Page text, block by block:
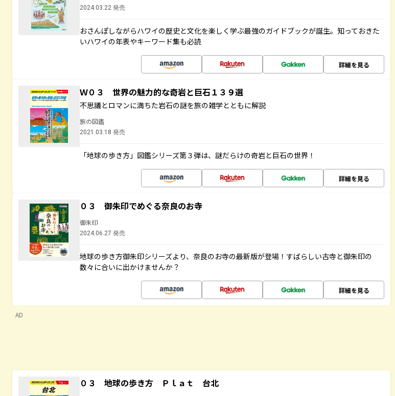
2024.03.22 発売
おさんぽしながらハワイの歴史と文化を楽しく学ぶ最強のガイドブックが誕生。知っておきた
いハワイの年表やキーワード集も必読
詳細を見る
Ｗ０３ 世界の魅力的な奇岩と巨石１３９選
不思議とロマンに満ちた岩石の謎を旅の雑学とともに解説
旅の図鑑
2021.03.18 発売
「地球の歩き方」図鑑シリーズ第３弾は、謎だらけの奇岩と巨石の世界！
詳細を見る
０３ 御朱印でめぐる奈良のお寺
御朱印
2024.06.27 発売
地球の歩き方御朱印シリーズより、奈良のお寺の最新版が登場！すばらしい古寺と御朱印の
数々に合いに出かけませんか？
詳細を見る
AD
０３ 地球の歩き方 Ｐｌａｔ 台北